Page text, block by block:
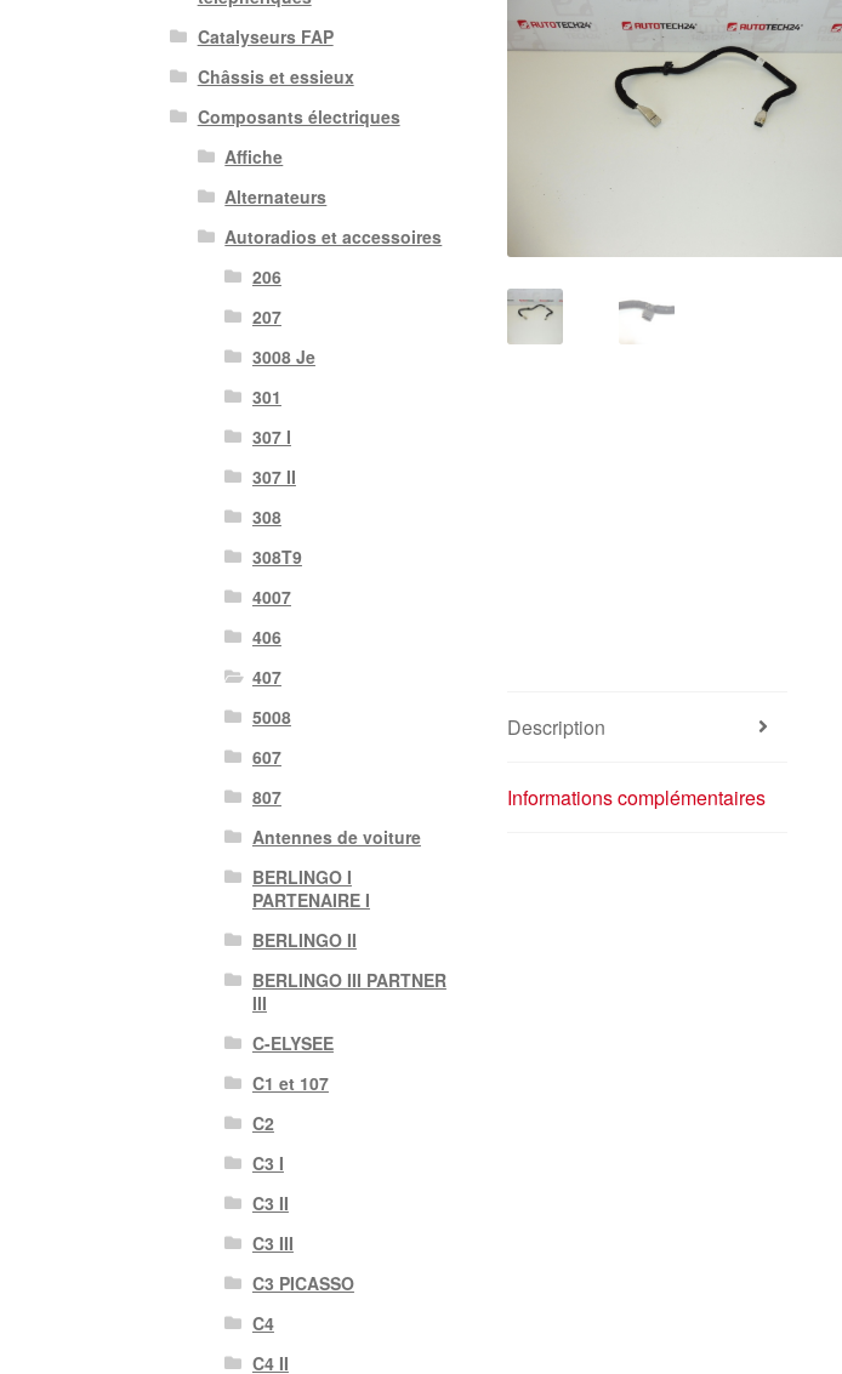
Description
Informations complémentaires
Catalyseurs FAP
Châssis et essieux
Composants électriques
Affiche
Alternateurs
Autoradios et accessoires
206
207
3008 Je
301
307 I
307 II
308
308T9
4007
406
407
5008
607
807
Antennes de voiture
BERLINGO I
PARTENAIRE I
BERLINGO II
BERLINGO III PARTNER
III
C-ELYSEE
C1 et 107
C2
C3 I
C3 II
C3 III
C3 PICASSO
C4
C4 II